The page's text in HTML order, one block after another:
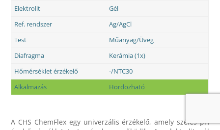
Elektrolit
Gél
Ref. rendszer
Ag/AgCl
Test
Műanyag/Üveg
Diafragma
Kerámia (1x)
Hőmérséklet érzékelő
-/NTC30
Alkalmazás
Hordozható
A CHS ChemFlex egy univerzális érzékelő, amely széles pH